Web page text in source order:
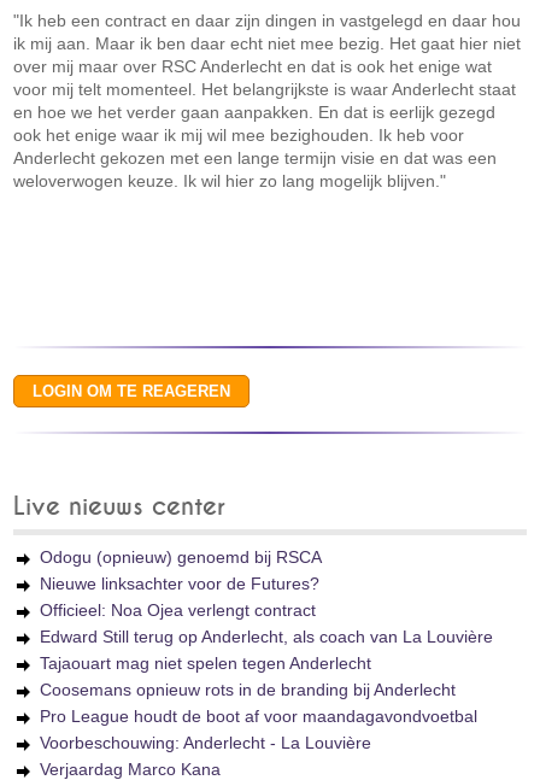
"Ik heb een contract en daar zijn dingen in vastgelegd en daar hou
ik mij aan. Maar ik ben daar echt niet mee bezig. Het gaat hier niet
over mij maar over RSC Anderlecht en dat is ook het enige wat
voor mij telt momenteel. Het belangrijkste is waar Anderlecht staat
en hoe we het verder gaan aanpakken. En dat is eerlijk gezegd
ook het enige waar ik mij wil mee bezighouden. Ik heb voor
Anderlecht gekozen met een lange termijn visie en dat was een
weloverwogen keuze. Ik wil hier zo lang mogelijk blijven."
Live nieuws center
Odogu (opnieuw) genoemd bij RSCA
Nieuwe linksachter voor de Futures?
Officieel: Noa Ojea verlengt contract
Edward Still terug op Anderlecht, als coach van La Louvière
Tajaouart mag niet spelen tegen Anderlecht
Coosemans opnieuw rots in de branding bij Anderlecht
Pro League houdt de boot af voor maandagavondvoetbal
Voorbeschouwing: Anderlecht - La Louvière
Verjaardag Marco Kana